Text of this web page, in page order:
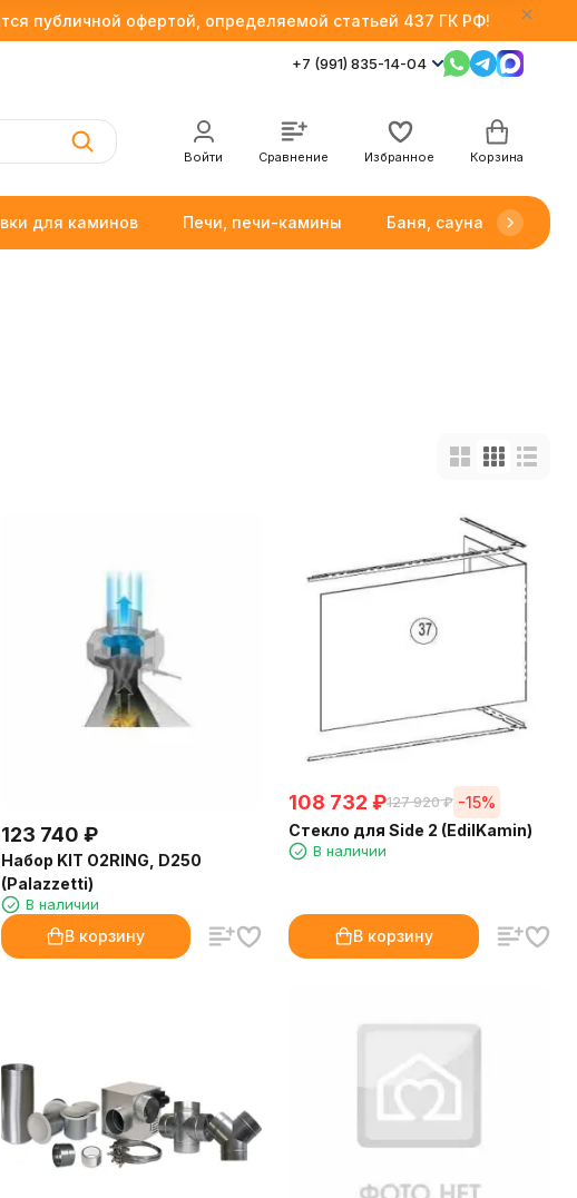
публичной офертой, определяемой статьей 437 ГК РФ!
+7 (991) 835-14-04
Войти Сравнение Избранное Корзина
для каминов Печи, печи-камины Баня, сауна
123 740 ₽
Набор KIT O2RING, D250
(Palazzetti)
В наличии
В корзину
108 732 ₽127 920 ₽ -15%
Стекло для Side 2 (EdilKamin)
В наличии
В корзину